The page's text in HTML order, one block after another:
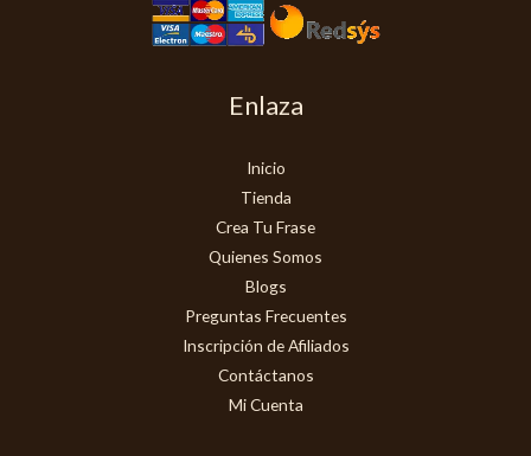
Enlaza
Inicio
Tienda
Crea Tu Frase
Quienes Somos
Blogs
Preguntas Frecuentes
Inscripción de Afiliados
Contáctanos
Mi Cuenta